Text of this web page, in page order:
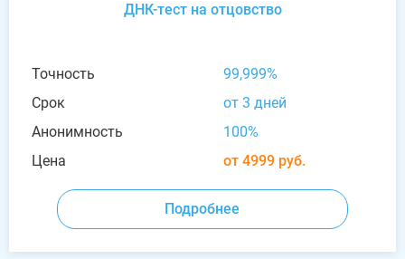
ДНК-тест на отцовство
Точность
99,999%
Срок
от 3 дней
Анонимность
100%
Цена
от 4999 руб.
Подробнее